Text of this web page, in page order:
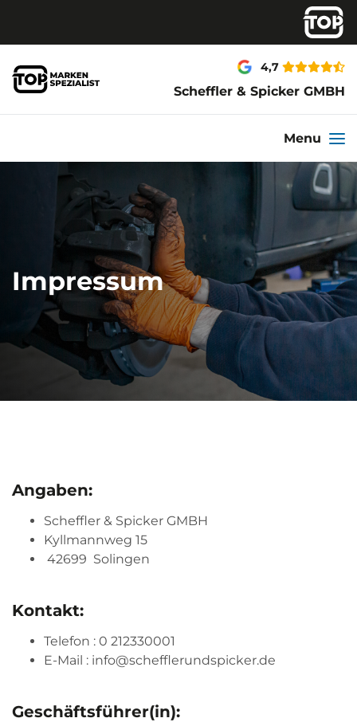
4,7
Scheffler & Spicker GMBH
Menu
Impressum
Angaben:
Scheffler & Spicker GMBH
Kyllmannweg 15
42699 Solingen
Kontakt:
Telefon : 0 212330001
E-Mail : info@schefflerundspicker.de
Geschäftsführer(in):